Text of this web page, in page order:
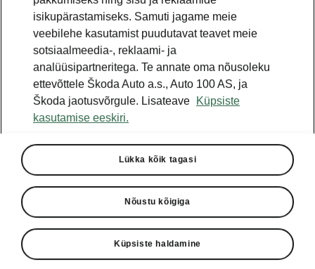
isikupärastamiseks. Samuti jagame meie
veebilehe kasutamist puudutavat teavet meie
sotsiaalmeedia-, reklaami- ja
analüüsipartneritega. Te annate oma nõusoleku
ettevõttele Škoda Auto a.s., Auto 100 AS, ja
Škoda jaotusvõrgule. Lisateave
Küpsiste
kasutamise eeskiri.
Lükka kõik tagasi
Nõustu kõigiga
Küpsiste haldamine